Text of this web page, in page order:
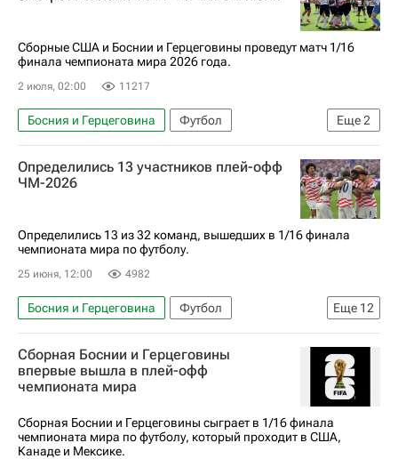
Материалы РИА Спорт
Авторы РИА Новости Спорт
Сборные США и Боснии и Герцеговины проведут матч 1/16
финала чемпионата мира 2026 года.
2 июля, 02:00 11217
Еще2
Босния и Герцеговина
Футбол
ЧМ по футболу 2026
США
Определились 13 участников плей-офф
ЧМ-2026
Определились 13 из 32 команд, вышедших в 1/16 финала
чемпионата мира по футболу.
25 июня, 12:00 4982
Еще 12
Босния и Герцеговина
Футбол
ЧМ по футболу 2026
Мексика
ЮАР
Швейцария
Канада
Бразилия
Марокко
США
Норвегия
Аргентина
Сборная Боснии и Герцеговины
впервые вышла в плей-офф
чемпионата мира
Сборная Боснии и Герцеговины сыграет в 1/16 финала
чемпионата мира по футболу, который проходит в США,
Канаде и Мексике.